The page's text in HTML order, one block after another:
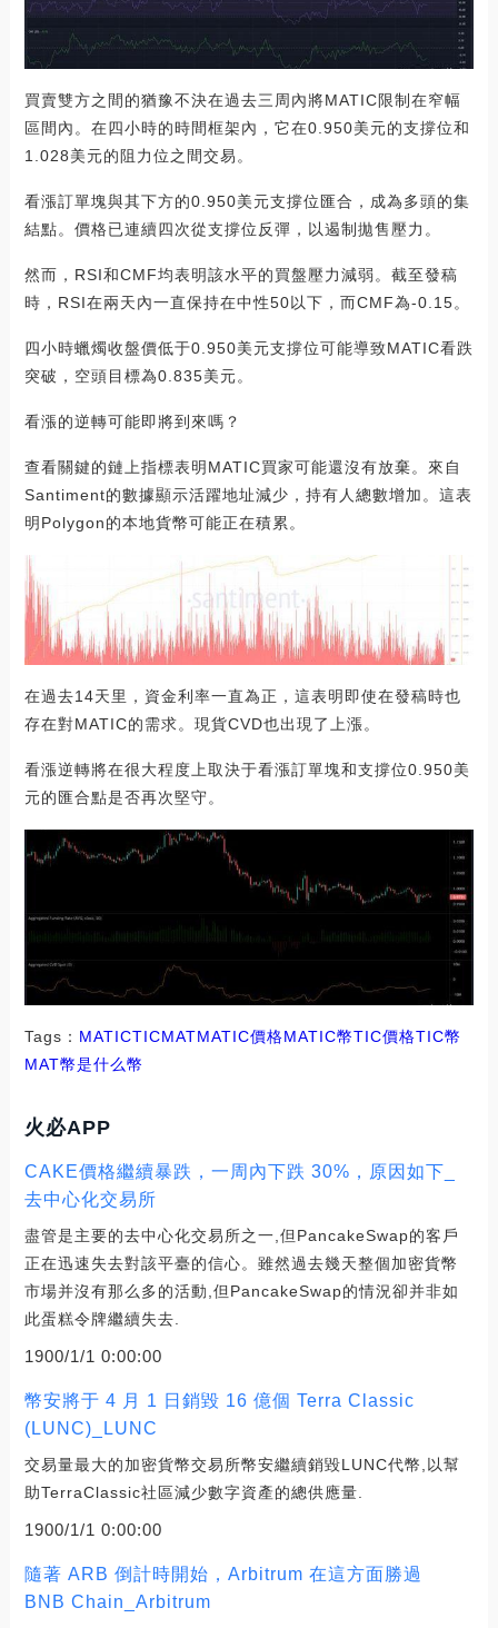
買賣雙方之間的猶豫不決在過去三周內將MATIC限制在窄幅
區間內。在四小時的時間框架內，它在0.950美元的支撐位和
1.028美元的阻力位之間交易。
看漲訂單塊與其下方的0.950美元支撐位匯合，成為多頭的集
結點。價格已連續四次從支撐位反彈，以遏制拋售壓力。
然而，RSI和CMF均表明該水平的買盤壓力減弱。截至發稿
時，RSI在兩天內一直保持在中性50以下，而CMF為-0.15。
四小時蠟燭收盤價低于0.950美元支撐位可能導致MATIC看跌
突破，空頭目標為0.835美元。
看漲的逆轉可能即將到來嗎？
查看關鍵的鏈上指標表明MATIC買家可能還沒有放棄。來自
Santiment的數據顯示活躍地址減少，持有人總數增加。這表
明Polygon的本地貨幣可能正在積累。
在過去14天里，資金利率一直為正，這表明即使在發稿時也
存在對MATIC的需求。現貨CVD也出現了上漲。
看漲逆轉將在很大程度上取決于看漲訂單塊和支撐位0.950美
元的匯合點是否再次堅守。
Tags： MATICTICMATMATIC價格MATIC幣TIC價格TIC幣
MAT幣是什么幣
火必APP
CAKE價格繼續暴跌，一周內下跌 30%，原因如下_
去中心化交易所
盡管是主要的去中心化交易所之一,但PancakeSwap的客戶
正在迅速失去對該平臺的信心。雖然過去幾天整個加密貨幣
市場并沒有那么多的活動,但PancakeSwap的情況卻并非如
此蛋糕令牌繼續失去.
1900/1/1 0:00:00
幣安將于 4 月 1 日銷毀 16 億個 Terra Classic
(LUNC)_LUNC
交易量最大的加密貨幣交易所幣安繼續銷毀LUNC代幣,以幫
助TerraClassic社區減少數字資產的總供應量.
1900/1/1 0:00:00
隨著 ARB 倒計時開始，Arbitrum 在這方面勝過
BNB Chain_Arbitrum